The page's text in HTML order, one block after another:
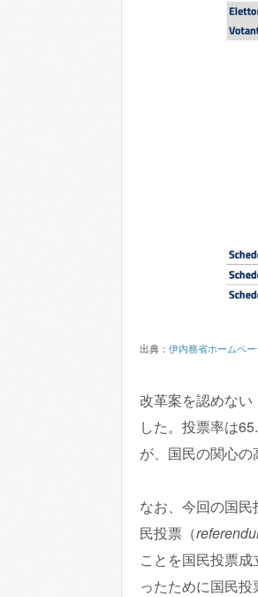
出典： 伊内務省ホームペー
改革案を認めない
した。投票率は
が、国民の関心の
なお、今回の国
民投票（
ことを国民投票
ったために国民